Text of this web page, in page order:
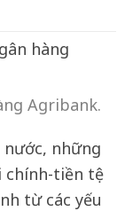
Agribank.
nước, những
chính-tiền tệ
từ các yếu